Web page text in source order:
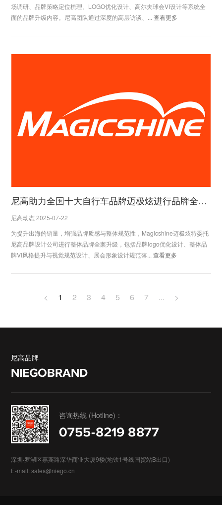
场调研、品牌策略定位梳理、LOGO优化设计、高尔夫球会VI设计等系统全
面的品牌升级内容。尼高团队通过深度的高层访谈、...查看更多
尼高助力全国十大自行车品牌迈极炫进行品牌全案升级
尼高动态 2025-07-22
为提升出海的销量，增强品牌质感与整体规范性，Magicshine迈极炫特委托
尼高品牌设计公司进行整体品牌全案升级，包括品牌logo优化设计、整体品
牌VI风格提升与视觉规范设计、展会形象设计规范落...查看更多
< 1 2 3 4 5 6 7 ... >
尼高品牌
NIEGOBRAND
咨询热线 (Hotline)：
0755-8219 8877
深圳·罗湖区嘉宾路深华商业大厦9楼(地铁1号线国贸站B出口)
E-mail: sales@niego.cn